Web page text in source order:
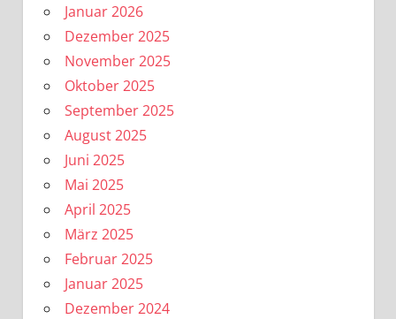
Januar 2026
Dezember 2025
November 2025
Oktober 2025
September 2025
August 2025
Juni 2025
Mai 2025
April 2025
März 2025
Februar 2025
Januar 2025
Dezember 2024